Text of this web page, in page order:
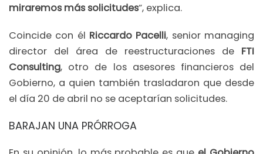
miraremos más solicitudes“, explica.
Coincide con él Riccardo Pacelli, senior managing
director del área de reestructuraciones de FTI
Consulting, otro de los asesores financieros del
Gobierno, a quien también trasladaron que desde
el día 20 de abril no se aceptarían solicitudes.
BARAJAN UNA PRÓRROGA